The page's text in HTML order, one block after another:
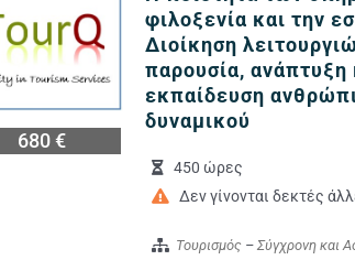
680 €
φιλοξενία και την
Διοίκηση
παρουσία, ανάπτυξη
εκπαίδευση
δυναμικού
450 ώρες
Δεν γίνονται δεκτές
Τουρισμός– Σύγχρονη και